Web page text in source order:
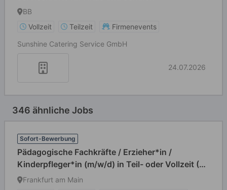
BB
Vollzeit
Teilzeit
Firmenevents
Sunshine Catering Service GmbH
24.07.2026
346 ähnliche Jobs
Sofort-Bewerbung
Pädagogische Fachkräfte / Erzieher*in /
Kinderpfleger*in (m/w/d) in Teil- oder Vollzeit (39
Std./Wo)
Frankfurt am Main